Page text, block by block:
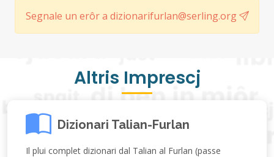
Segnale un erôr a dizionarifurlan@serling.org
Altris Imprescj
Dizionari Talian-Furlan
Il plui complet dizionari dal Talian al Furlan (passe